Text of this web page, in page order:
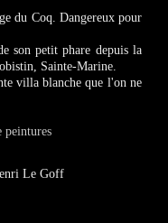
du Coq. Dangereux pour
son petit phare depuis la
Sainte-Marine.
villa blanche que l'on ne